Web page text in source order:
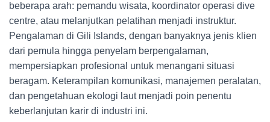
beberapa arah: pemandu wisata, koordinator operasi dive
centre, atau melanjutkan pelatihan menjadi instruktur.
Pengalaman di Gili Islands, dengan banyaknya jenis klien
dari pemula hingga penyelam berpengalaman,
mempersiapkan profesional untuk menangani situasi
beragam. Keterampilan komunikasi, manajemen peralatan,
dan pengetahuan ekologi laut menjadi poin penentu
keberlanjutan karir di industri ini.